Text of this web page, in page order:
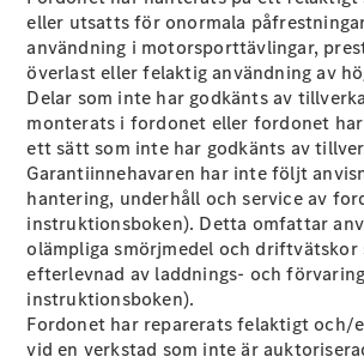
Mercedes-
AMG GT
4-Dörrars
Coupé
Elektrisk
Konfigurator
Mercedes-
Benz Online
Store
Cabriolet / Roadster
eller utsatts för onormala
användning i motorsporttävlingar,
överlast eller felaktig användning av
Delar som inte har godkänts av
monterats i fordonet eller fordonet
ett sätt som inte har godkänts av
Garantiinnehavaren har inte följt
hantering, underhåll och service av
instruktionsboken). Detta omfattar
olämpliga smörjmedel och driftvätskor
efterlevnad av laddnings- och
instruktionsboken).
Fordonet har reparerats felaktigt och/
vid en verkstad som inte är